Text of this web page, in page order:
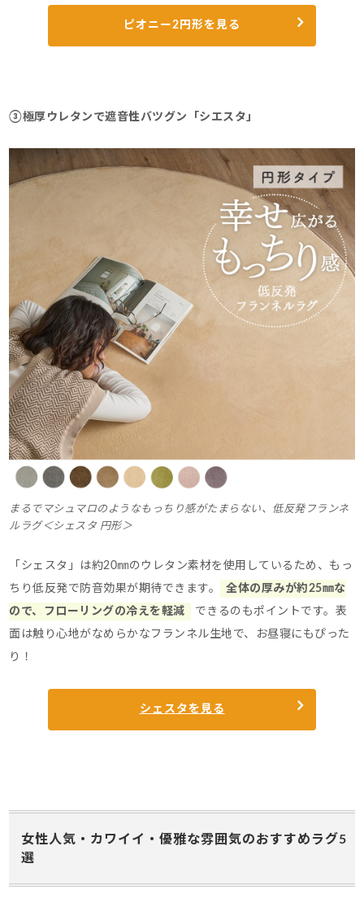
ピオニー2円形を見る
③極厚ウレタンで遮音性バツグン「シエスタ」
まるでマシュマロのようなもっちり感がたまらない、低反発フランネ
ルラグ＜シェスタ 円形＞
「シェスタ」は約20㎜のウレタン素材を使用しているため、もっ
ちり低反発で防音効果が期待できます。
全体の厚みが約25㎜な
ので、フローリングの冷えを軽減
できるのもポイントです。表
面は触り心地がなめらかなフランネル生地で、お昼寝にもぴった
り！
シェスタを見る
女性人気・カワイイ・優雅な雰囲気のおすすめラグ5
選